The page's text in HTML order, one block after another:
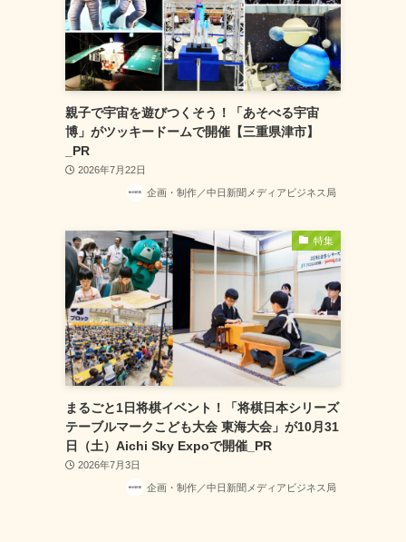
親子で宇宙を遊びつくそう！「あそべる宇宙
博」がツッキードームで開催【三重県津市】
_PR
2026年7月22日
企画・制作／中日新聞メディアビジネス局
特集
まるごと1日将棋イベント！「将棋日本シリーズ
テーブルマークこども大会 東海大会」が10月31
日（土）Aichi Sky Expoで開催_PR
2026年7月3日
企画・制作／中日新聞メディアビジネス局